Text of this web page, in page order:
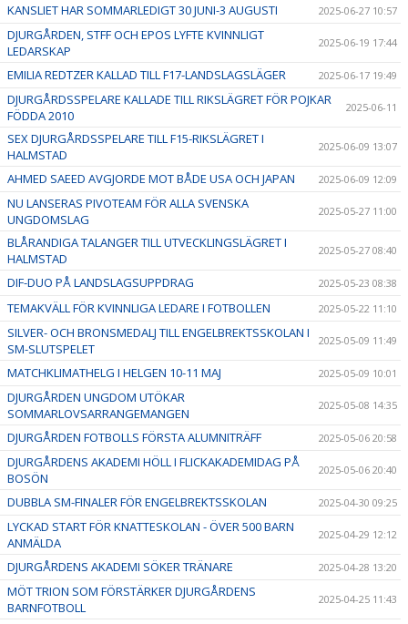
KANSLIET HAR SOMMARLEDIGT 30 JUNI-3 AUGUSTI 2025-06-27 10:57
DJURGÅRDEN, STFF OCH EPOS LYFTE KVINNLIGT
LEDARSKAP
2025-06-19 17:44
EMILIA REDTZER KALLAD TILL F17-LANDSLAGSLÄGER 2025-06-17 19:49
DJURGÅRDSSPELARE KALLADE TILL RIKSLÄGRET FÖR POJKAR
FÖDDA 2010
2025-06-11
SEX DJURGÅRDSSPELARE TILL F15-RIKSLÄGRET I
HALMSTAD
2025-06-09 13:07
AHMED SAEED AVGJORDE MOT BÅDE USA OCH JAPAN 2025-06-09 12:09
NU LANSERAS PIVOTEAM FÖR ALLA SVENSKA
UNGDOMSLAG
2025-05-27 11:00
BLÅRANDIGA TALANGER TILL UTVECKLINGSLÄGRET I
HALMSTAD
2025-05-27 08:40
DIF-DUO PÅ LANDSLAGSUPPDRAG 2025-05-23 08:38
TEMAKVÄLL FÖR KVINNLIGA LEDARE I FOTBOLLEN 2025-05-22 11:10
SILVER- OCH BRONSMEDALJ TILL ENGELBREKTSSKOLAN I
SM-SLUTSPELET
2025-05-09 11:49
MATCHKLIMATHELG I HELGEN 10-11 MAJ 2025-05-09 10:01
DJURGÅRDEN UNGDOM UTÖKAR
SOMMARLOVSARRANGEMANGEN
2025-05-08 14:35
DJURGÅRDEN FOTBOLLS FÖRSTA ALUMNITRÄFF 2025-05-06 20:58
DJURGÅRDENS AKADEMI HÖLL I FLICKAKADEMIDAG PÅ
BOSÖN
2025-05-06 20:40
DUBBLA SM-FINALER FÖR ENGELBREKTSSKOLAN 2025-04-30 09:25
LYCKAD START FÖR KNATTESKOLAN - ÖVER 500 BARN
ANMÄLDA
2025-04-29 12:12
DJURGÅRDENS AKADEMI SÖKER TRÄNARE 2025-04-28 13:20
MÖT TRION SOM FÖRSTÄRKER DJURGÅRDENS
BARNFOTBOLL
2025-04-25 11:43